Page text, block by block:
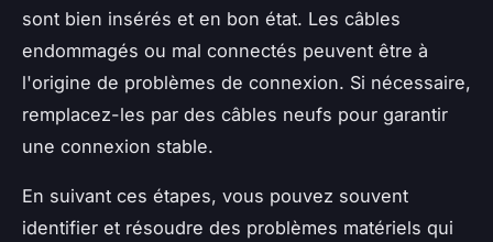
sont bien insérés et en bon état. Les câbles
endommagés ou mal connectés peuvent être à
l'origine de problèmes de connexion. Si nécessaire,
remplacez-les par des câbles neufs pour garantir
une connexion stable.
En suivant ces étapes, vous pouvez souvent
identifier et résoudre des problèmes matériels qui